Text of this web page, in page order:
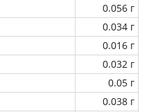
0.056 г
0.034 г
0.016 г
0.032 г
0.05 г
0.038 г